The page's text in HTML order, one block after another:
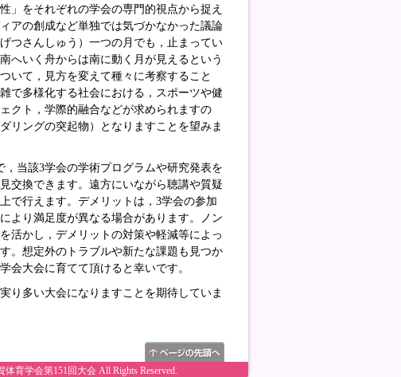
」をそれぞれの学会の専門的視点から捉え
アの創成など単独では気づかなかった議論
つさんしゅう）一つの月でも，止まってい
へいく舟からは南に動く月が見えるという
いて，見方を変えて種々に考察すること
で多様化する社会における，スポーツや健
クト，学際的融合などが求められますの
リングの突起物）となりますことを望みま
当該3学会の学術プログラムや研究発表を
交換できます。遠方にいながら聴講や質疑
で行えます。デメリットは，3学会の参加
より満足度が異なる場合があります。ノン
活かし，デメリットの対策や軽減等によっ
。想定外のトラブルや新たな課題も見つか
会大会に育てて頂けると幸いです。
り多い大会になりますことを期待していま
育学会第151回大会 All Rights Reserved.